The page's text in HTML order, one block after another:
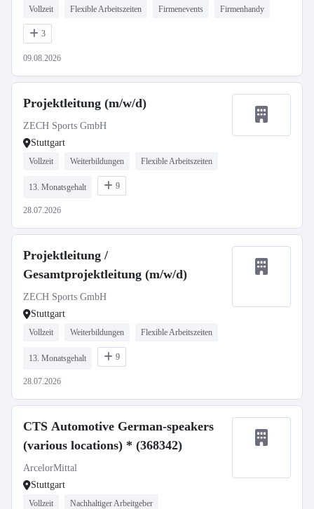
Vollzeit Flexible Arbeitszeiten Firmenevents Firmenhandy
3
09.08.2026
Projektleitung (m/w/d)
ZECH Sports GmbH
Stuttgart
Vollzeit Weiterbildungen Flexible Arbeitszeiten
13. Monatsgehalt 9
28.07.2026
Projektleitung /
Gesamtprojektleitung (m/w/d)
ZECH Sports GmbH
Stuttgart
Vollzeit Weiterbildungen Flexible Arbeitszeiten
13. Monatsgehalt 9
28.07.2026
CTS Automotive German-speakers
(various locations) * (368342)
ArcelorMittal
Stuttgart
Vollzeit Nachhaltiger Arbeitgeber